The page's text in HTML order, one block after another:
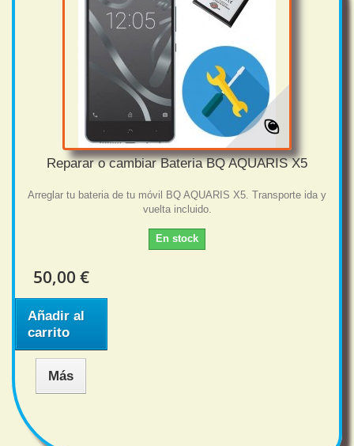
Reparar o cambiar Bateria BQ AQUARIS X5
Arreglar tu bateria de tu móvil BQ AQUARIS X5. Transporte ida y
vuelta incluido.
En stock
50,00 €
Añadir al
carrito
Más